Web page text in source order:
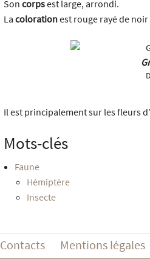
Son corpsest large, arrondi.
La colorationest rouge rayé de
Il est principalement sur les fleurs d’
Mots-clés
Faune
Hémiptère
Insecte
Contacts Mentions légales